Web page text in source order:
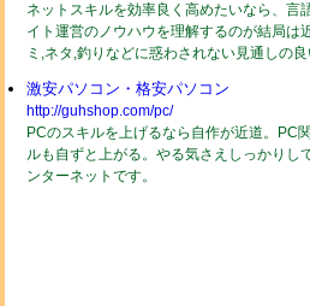
ネットスキルを効率良く高めたいなら、言
イト運営のノウハウを理解するのが結局は
ミ,ネタ,釣りなどに惑わされない見通しの良
激安パソコン・格安パソコン
http://guhshop.com/pc/
PCのスキルを上げるなら自作が近道。PC
ルも自ずと上がる。やる気さえしっかりし
ンターネットです。